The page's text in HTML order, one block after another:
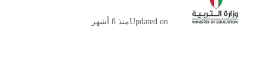
Updated onمنذ 8 أشهر